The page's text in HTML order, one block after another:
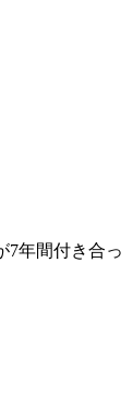
7年間付き合っ